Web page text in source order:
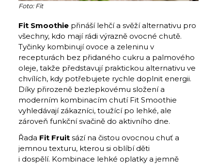
Foto: Fit
Fit Smoothie přináší lehčí a svěží alternativu pro
všechny, kdo mají rádi výrazně ovocné chutě.
Tyčinky kombinují ovoce a zeleninu v
recepturách bez přidaného cukru a palmového
oleje, takže představují praktickou alternativu ve
chvílích, kdy potřebujete rychle doplnit energii.
Díky přirozeně bezlepkovému složení a
moderním kombinacím chutí Fit Smoothie
vyhledávají zákazníci, toužící po lehké, ale
zároveň funkční svačině do aktivního dne.
Řada Fit Fruit sází na čistou ovocnou chuť a
jemnou texturu, kterou si oblíbí děti
i dospělí. Kombinace lehké oplatky a jemně